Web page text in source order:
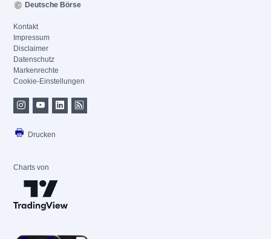
Deutsche Börse
Kontakt
Impressum
Disclaimer
Datenschutz
Markenrechte
Cookie-Einstellungen
Drucken
Charts von